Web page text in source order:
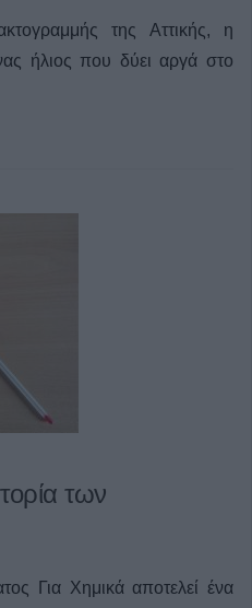
της Αττικής, η
ήλιος που δύει αργά στο
των
Για Χημικά αποτελεί ένα